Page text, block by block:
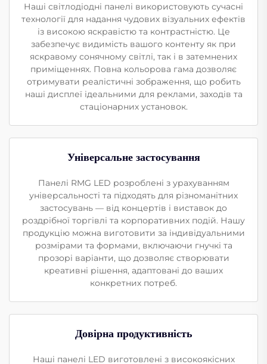
Наші світлодіодні панелі використовують сучасні
технології для надання чудових візуальних ефектів
із високою яскравістю та контрастністю. Це
забезпечує видимість вашого контенту як при
яскравому сонячному світлі, так і в затемнених
приміщеннях. Повна кольорова гама дозволяє
отримувати реалістичні зображення, що робить
наші дисплеї ідеальними для реклами, заходів та
стаціонарних установок.
Універсальне застосування
Панелі RMG LED розроблені з урахуванням
універсальності та підходять для різноманітних
застосувань — від концертів і виставок до
роздрібної торгівлі та корпоративних подій. Нашу
продукцію можна виготовити за індивідуальними
розмірами та формами, включаючи гнучкі та
прозорі варіанти, що дозволяє створювати
креативні рішення, адаптовані до ваших
конкретних потреб.
Довірна продуктивність
Наші панелі LED виготовлені з високоякісних